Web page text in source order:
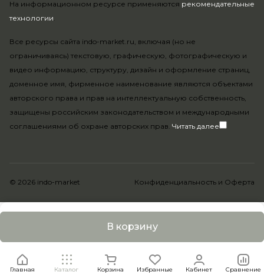
В корзину
Главная Каталог Корзина Избранные Кабинет Сравнение
На информационном ресурсе применяются рекомендательные
технологии.
Все ресурсы сайта indo-market.ru, включая (но не
ограничиваясь) текстовую, графическую, фотографическую и
видео информацию, структуру, дизайн и оформление страниц,
доменное имя, фирменное наименование являются объектами
авторского права и прав на интеллектуальную собственность,
защищены российским законодательством и международными
соглашениями об охране авторских прав. Читать далее
© 2026 indo-market Конфиденциальность и Оферта